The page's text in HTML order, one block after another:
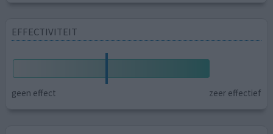
EFFECTIVITEIT
geen effect zeer effectief